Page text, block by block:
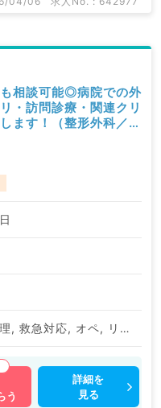
も相談可能◎病院での外
・訪問診療・関連クリ
ます！（整形外科／常
一般外来, 病棟管理, 救急対応, オペ, リハビリ
う
詳細を
見る